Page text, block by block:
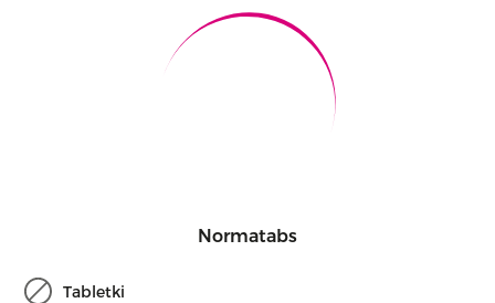
Normatabs
Tabletki